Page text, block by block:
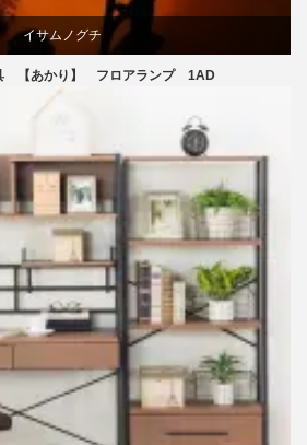
イサムノグチ
国産
照明器具
【あかり】 フロアランプ 1AD